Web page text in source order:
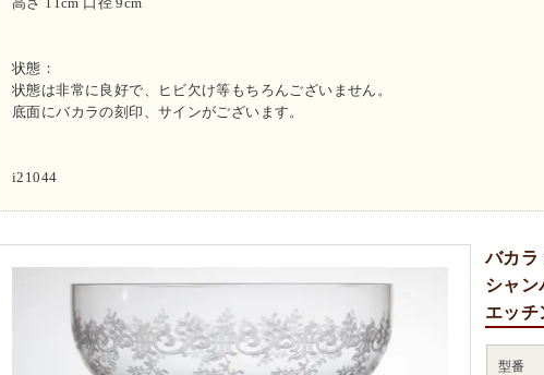
状態：
状態は非常に良好で、ヒビ欠け等もちろんございません。
底面にバカラの刻印、サインがございます。
i21044
バカラ
シャン
エッチ
型番